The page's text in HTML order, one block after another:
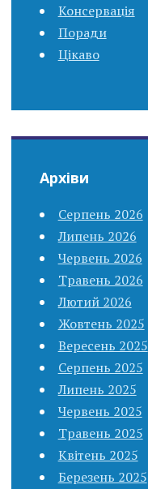
Консервація
Поради
Цікаво
Архіви
Серпень 2026
Липень 2026
Червень 2026
Травень 2026
Лютий 2026
Жовтень 2025
Вересень 2025
Серпень 2025
Липень 2025
Червень 2025
Травень 2025
Квітень 2025
Березень 2025